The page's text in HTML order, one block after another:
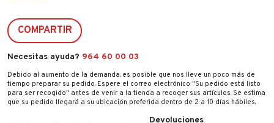
COMPARTIR
Necesitas ayuda? 964 60 00 03
Debido al aumento de la demanda, es posible que nos lleve un poco más de
tiempo preparar su pedido. Espere el correo electrónico "Su pedido está listo
para ser recogido" antes de venir a la tienda a recoger sus artículos. Se estima
que su pedido llegará a su ubicación preferida dentro de 2 a 10 días hábiles.
Devoluciones